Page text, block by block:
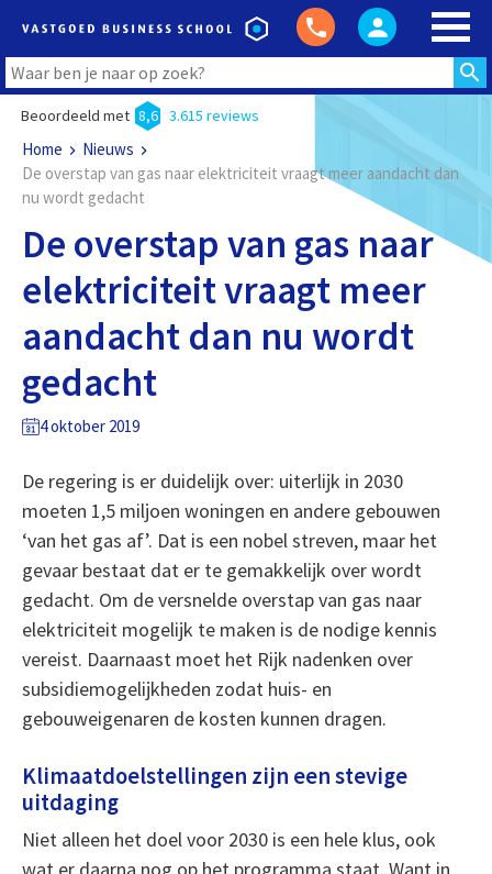
Beoordeeld met 8,6 3.615 reviews
Home
Nieuws
De overstap van gas naar elektriciteit vraagt meer aandacht dan
nu wordt gedacht
De overstap van gas naar
elektriciteit vraagt meer
aandacht dan nu wordt
gedacht
4 oktober 2019
De regering is er duidelijk over: uiterlijk in 2030
moeten 1,5 miljoen woningen en andere gebouwen
‘van het gas af’. Dat is een nobel streven, maar het
gevaar bestaat dat er te gemakkelijk over wordt
gedacht. Om de versnelde overstap van gas naar
elektriciteit mogelijk te maken is de nodige kennis
vereist. Daarnaast moet het Rijk nadenken over
subsidiemogelijkheden zodat huis- en
gebouweigenaren de kosten kunnen dragen.
Klimaatdoelstellingen zijn een stevige
uitdaging
Niet alleen het doel voor 2030 is een hele klus, ook